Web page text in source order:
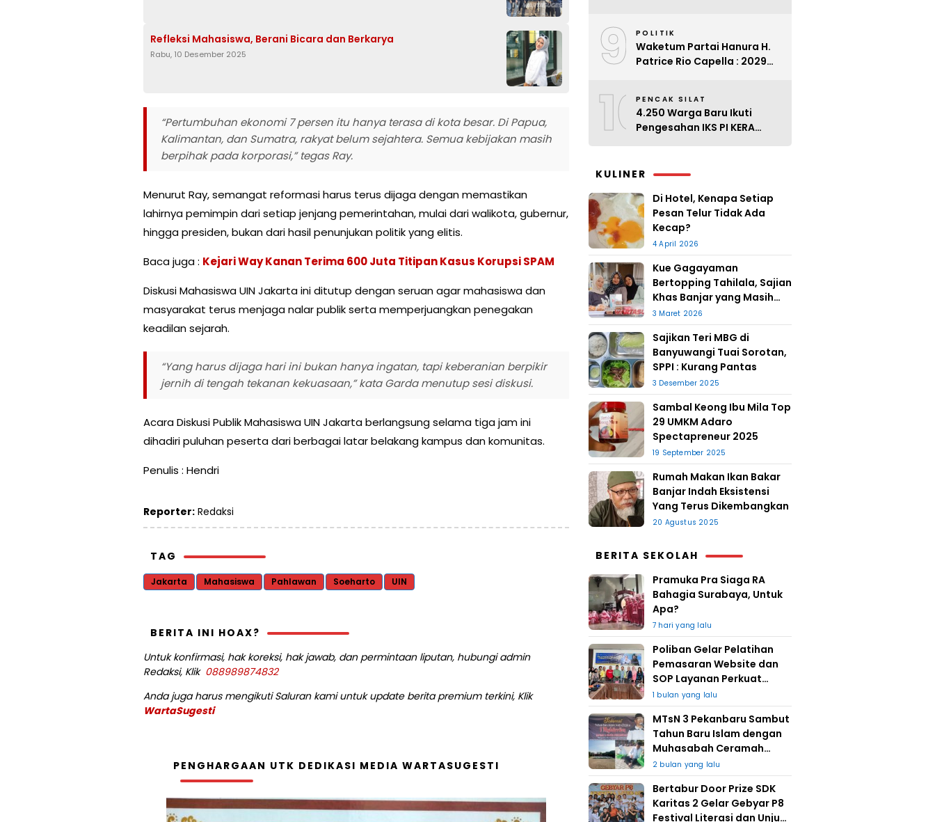
Refleksi Mahasiswa, Berani Bicara dan Berkarya
Rabu, 10 Desember 2025
“Pertumbuhan ekonomi 7 persen itu hanya terasa di kota besar. Di Papua,
Kalimantan, dan Sumatra, rakyat belum sejahtera. Semua kebijakan masih
berpihak pada korporasi,” tegas Ray.
Menurut Ray, semangat reformasi harus terus dijaga dengan memastikan
lahirnya pemimpin dari setiap jenjang pemerintahan, mulai dari walikota, gubernur,
hingga presiden, bukan dari hasil penunjukan politik yang elitis.
Baca juga : Kejari Way Kanan Terima 600 Juta Titipan Kasus Korupsi SPAM
Diskusi Mahasiswa UIN Jakarta ini ditutup dengan seruan agar mahasiswa dan
masyarakat terus menjaga nalar publik serta memperjuangkan penegakan
keadilan sejarah.
“Yang harus dijaga hari ini bukan hanya ingatan, tapi keberanian berpikir
jernih di tengah tekanan kekuasaan,” kata Garda menutup sesi diskusi.
Acara Diskusi Publik Mahasiswa UIN Jakarta berlangsung selama tiga jam ini
dihadiri puluhan peserta dari berbagai latar belakang kampus dan komunitas.
Penulis : Hendri
Reporter: Redaksi
TAG
Jakarta Mahasiswa Pahlawan Soeharto UIN
BERITA INI HOAX?
Untuk konfirmasi, hak koreksi, hak jawab, dan permintaan liputan, hubungi admin
Redaksi, Klik 088989874832
Anda juga harus mengikuti Saluran kami untuk update berita premium terkini, Klik
WartaSugesti
PENGHARGAAN UTK DEDIKASI MEDIA WARTASUGESTI
9 POLITIK
Waketum Partai Hanura H.
Patrice Rio Capella : 2029
10PENCAK SILAT
4.250 Warga Baru Ikuti
Pengesahan IKS PI KERA
KULINER
Di Hotel, Kenapa Setiap
Pesan Telur Tidak Ada
Kecap?
4 April 2026
Kue Gagayaman
Bertopping Tahilala, Sajian
Khas Banjar yang Masih
Bertahan
3 Maret 2026
Sajikan Teri MBG di
Banyuwangi Tuai Sorotan,
SPPI : Kurang Pantas
3 Desember 2025
Sambal Keong Ibu Mila Top
29 UMKM Adaro
Spectapreneur 2025
19 September 2025
Rumah Makan Ikan Bakar
Banjar Indah Eksistensi
Yang Terus Dikembangkan
20 Agustus 2025
BERITA SEKOLAH
Pramuka Pra Siaga RA
Bahagia Surabaya, Untuk
Apa?
7 hari yang lalu
Poliban Gelar Pelatihan
Pemasaran Website dan
SOP Layanan Perkuat
UMKM Berkat Guru Kapuh
1 bulan yang lalu
MTsN 3 Pekanbaru Sambut
Tahun Baru Islam dengan
Muhasabah Ceramah
Agama
2 bulan yang lalu
Bertabur Door Prize SDK
Karitas 2 Gelar Gebyar P8
Festival Literasi dan Unjuk